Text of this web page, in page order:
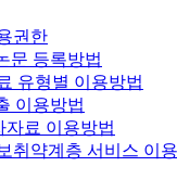
권한
문 등록방법
유형별 이용방법
이용방법
자료 이용방법
취약계층 서비스 이